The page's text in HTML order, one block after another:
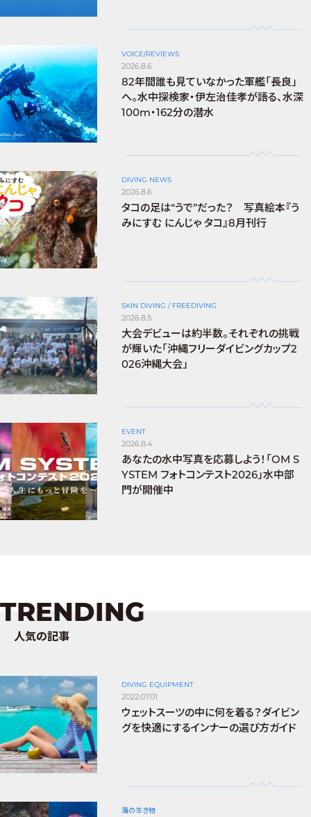
VOICE/REVIEWS
2026.8.6
82年間誰も見ていなかった軍艦「長良」
へ。水中探検家・伊左治佳孝が語る、水深
100m・162分の潜水
DIVING NEWS
2026.8.6
タコの足は“うで”だった？ 写真絵本『う
みにすむ にんじゃ タコ』8月刊行
SKIN DIVING / FREEDIVING
2026.8.5
大会デビューは約半数。それぞれの挑戦
が輝いた「沖縄フリーダイビングカップ2
026沖縄大会」
EVENT
2026.8.4
あなたの水中写真を応募しよう！「OM S
YSTEM フォトコンテスト2026」水中部
門が開催中
TRENDING
人気の記事
DIVING EQUIPMENT
2022.07.01
ウェットスーツの中に何を着る？ダイビン
グを快適にするインナーの選び方ガイド
海の生き物